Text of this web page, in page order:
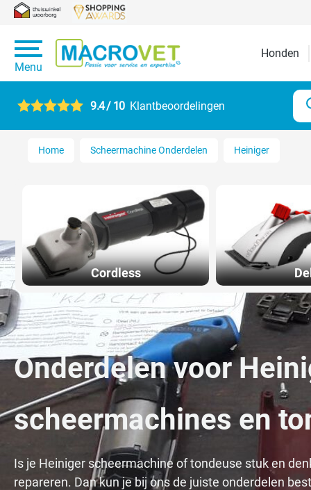
Menu
Honden
9.4 / 10 Klantbeoordelingen
Home Scheermachine Onderdelen Heiniger
Onderdelen voor
scheermachines en
Is je Heiniger scheermachine of tondeuse stuk en
repareren. Dan kun je bij ons de juiste onderdelen
Cordless